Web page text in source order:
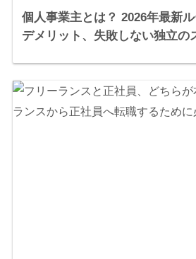
個人事業主とは？ 2026年最新
デメリット、失敗しない独立の